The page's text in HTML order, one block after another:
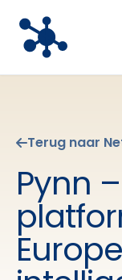
Terug naar
Pynn